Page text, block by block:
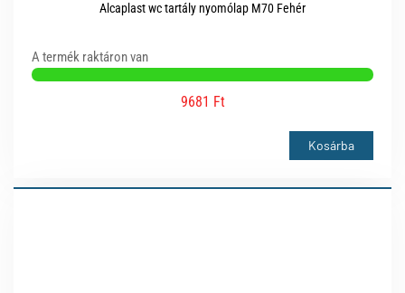
Alcaplast wc tartály nyomólap M70 Fehér
A termék raktáron van
9681 Ft
Kosárba